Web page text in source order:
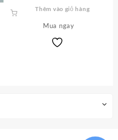
gốc
100.000,0₫.
Thêm vào giỏ hàng
Mua ngay